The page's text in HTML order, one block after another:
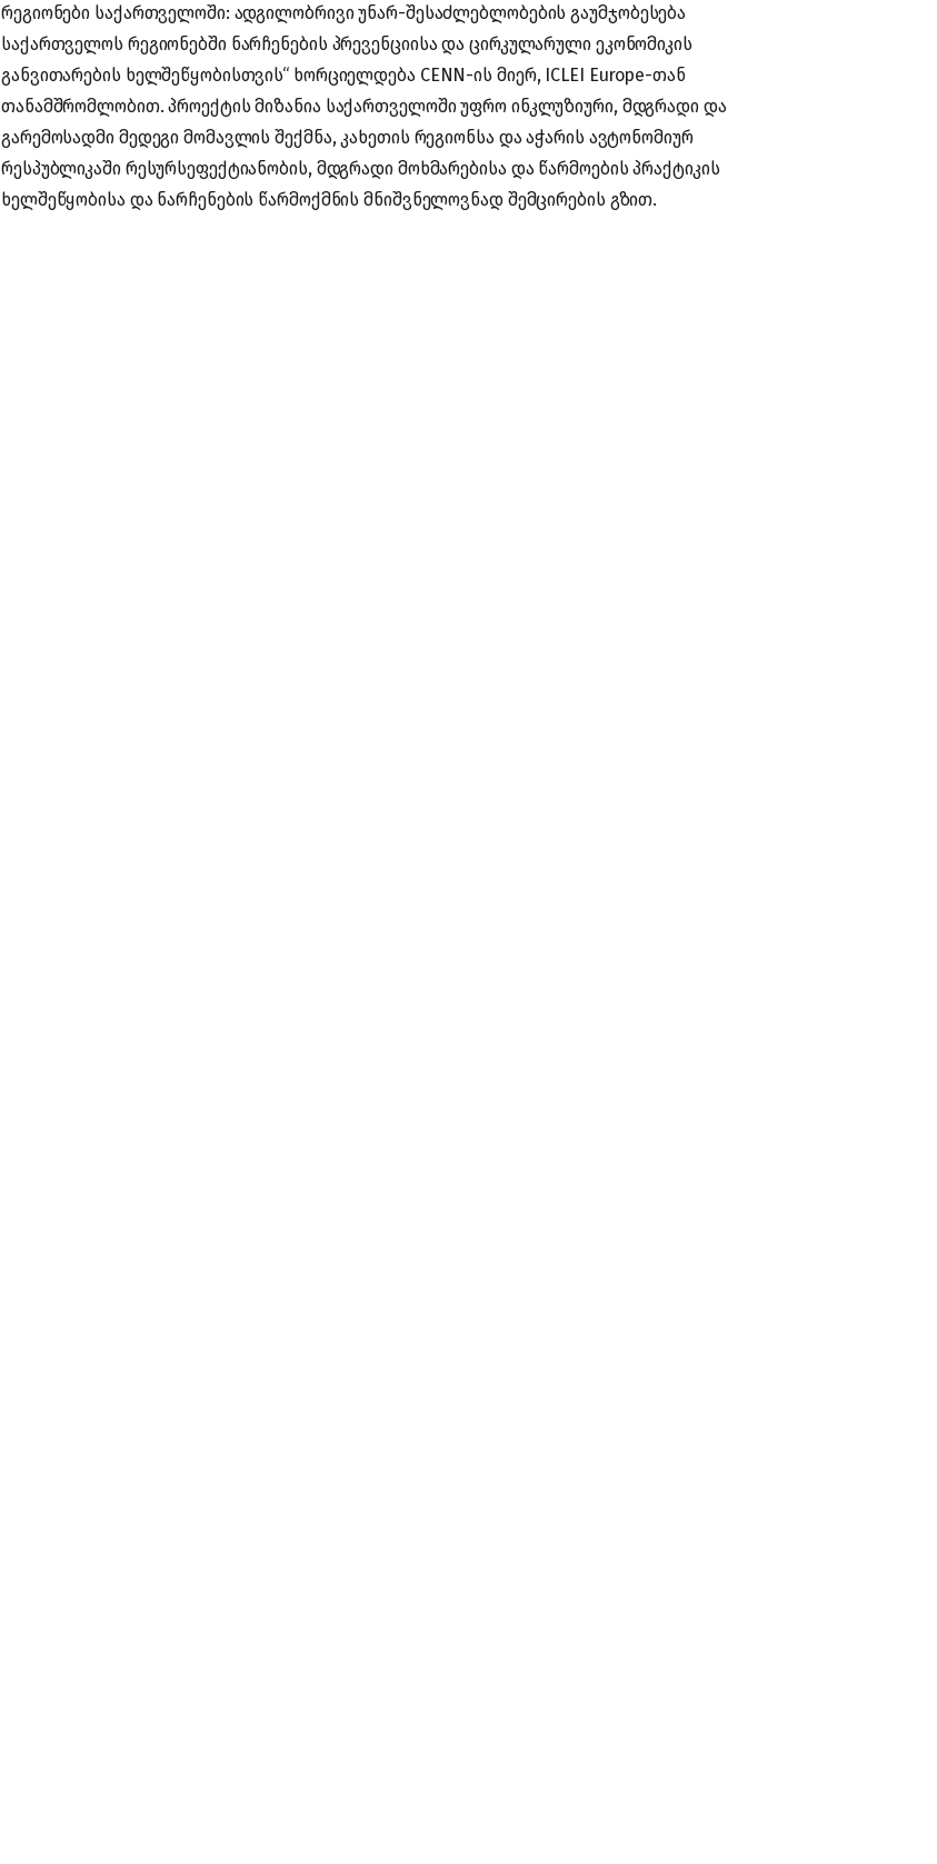
რეგიონები საქართველოში: ადგილობრივი უნარ-შესაძლებლობების გაუმჯობესება
საქართველოს რეგიონებში ნარჩენების პრევენციისა და ცირკულარული ეკონომიკის
განვითარების ხელშეწყობისთვის“ ხორციელდება CENN-ის მიერ, ICLEI Europe-თან
თანამშრომლობით. პროექტის მიზანია საქართველოში უფრო ინკლუზიური, მდგრადი და
გარემოსადმი მედეგი მომავლის შექმნა, კახეთის რეგიონსა და აჭარის ავტონომიურ
რესპუბლიკაში რესურსეფექტიანობის, მდგრადი მოხმარებისა და წარმოების პრაქტიკის
ხელშეწყობისა და ნარჩენების წარმოქმნის მნიშვნელოვნად შემცირების გზით.